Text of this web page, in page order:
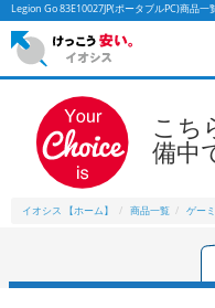
Legion Go 83E10027JP(ポータブルPC)商品
こち
備中
イオシス 【ホーム】 商品一覧 ゲー